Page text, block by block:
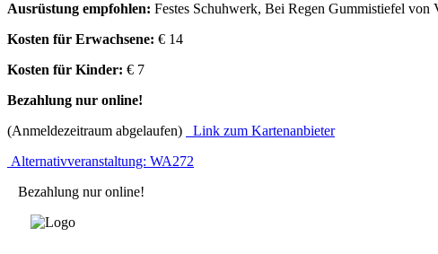
Ausrüstung empfohlen: Festes Schuhwerk, Bei Regen Gummistiefel von
Kosten für Erwachsene: € 14
Kosten für Kinder: € 7
Bezahlung nur online!
(Anmeldezeitraum abgelaufen)
Link zum Kartenanbieter
Alternativveranstaltung: WA272
Bezahlung nur online!